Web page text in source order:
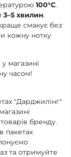
100°C.
3–5 хвилин.
смакує без
кожну нотку
магазині
часом!
"Дарджилінг"
бренду.
пакетах
та отримуйте